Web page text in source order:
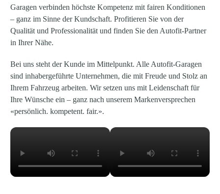
Garagen verbinden höchste Kompetenz mit fairen Konditionen
– ganz im Sinne der Kundschaft. Profitieren Sie von der
Qualität und Professionalität und finden Sie den Autofit-Partner
in Ihrer Nähe.
Bei uns steht der Kunde im Mittelpunkt. Alle Autofit-Garagen
sind inhabergeführte Unternehmen, die mit Freude und Stolz an
Ihrem Fahrzeug arbeiten. Wir setzen uns mit Leidenschaft für
Ihre Wünsche ein – ganz nach unserem Markenversprechen
«persönlich. kompetent. fair.».